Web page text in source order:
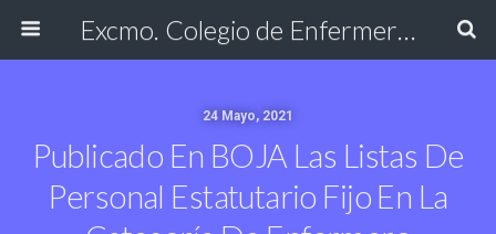
Excmo. Colegio de Enfermería de Cádiz
24 Mayo, 2021
Publicado En BOJA Las Listas De
Personal Estatutario Fijo En La